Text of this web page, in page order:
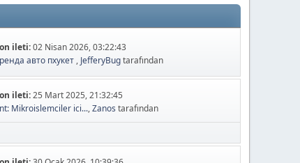
ileti:02 Nisan 2026, 03:22:43
авто пхукет,JefferyBugtarafından
ileti:25 Mart 2025, 21:32:45
Mikroislemciler ici...,Zanos tarafından